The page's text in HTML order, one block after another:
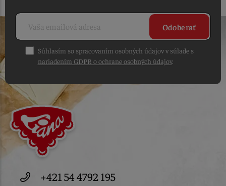
Odoberať
Súhlasím so spracovaním osobných údajov v súlade s
nariadením GDPR o ochrane osobných údajov.
+421 54 4792 195